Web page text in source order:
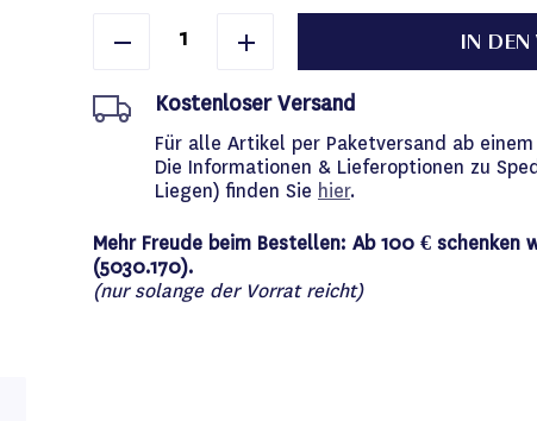
IN DEN
Kostenloser Versand
Für alle Artikel per Paketversand ab
Die Informationen & Lieferoptionen zu
Liegen) finden Sie hier.
Mehr Freude beim Bestellen: Ab 100 € schenken
(5030.170).
(nur solange der Vorrat reicht)